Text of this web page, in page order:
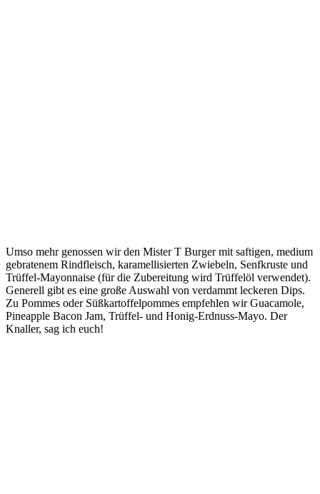
Umso mehr genossen wir den Mister T Burger mit saftigen, medium
gebratenem Rindfleisch, karamellisierten Zwiebeln, Senfkruste und
Trüffel-Mayonnaise (für die Zubereitung wird Trüffelöl verwendet).
Generell gibt es eine große Auswahl von verdammt leckeren Dips.
Zu Pommes oder Süßkartoffelpommes empfehlen wir Guacamole,
Pineapple Bacon Jam, Trüffel- und Honig-Erdnuss-Mayo. Der
Knaller, sag ich euch!